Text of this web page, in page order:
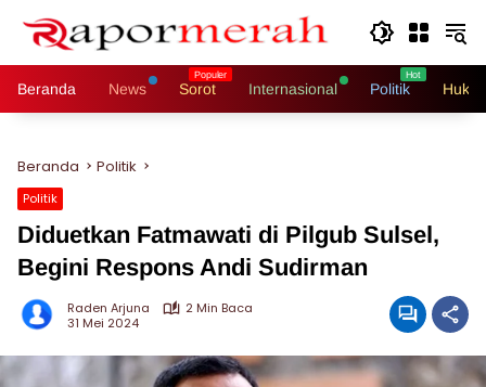
Beranda News Sorot Internasional Politik
Beranda Politik
Politik
Diduetkan Fatmawati di Pilgub Sulsel,
Begini Respons Andi Sudirman
Raden Arjuna
2 Min Baca
31 Mei 2024